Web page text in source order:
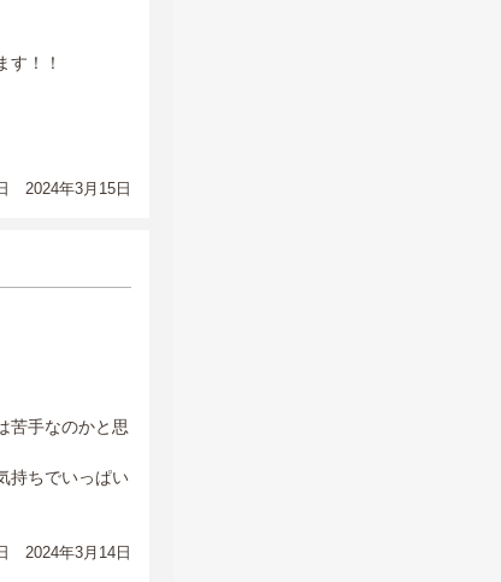
す！！
2024年3月15日
苦手なのかと思
持ちでいっぱい
2024年3月14日